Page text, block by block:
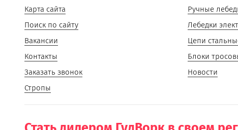
Карта сайта
Поиск по сайту
Вакансии
Контакты
Заказать звонок
Стропы
Ручные
Лебедки
Цепи
Блоки
Новости